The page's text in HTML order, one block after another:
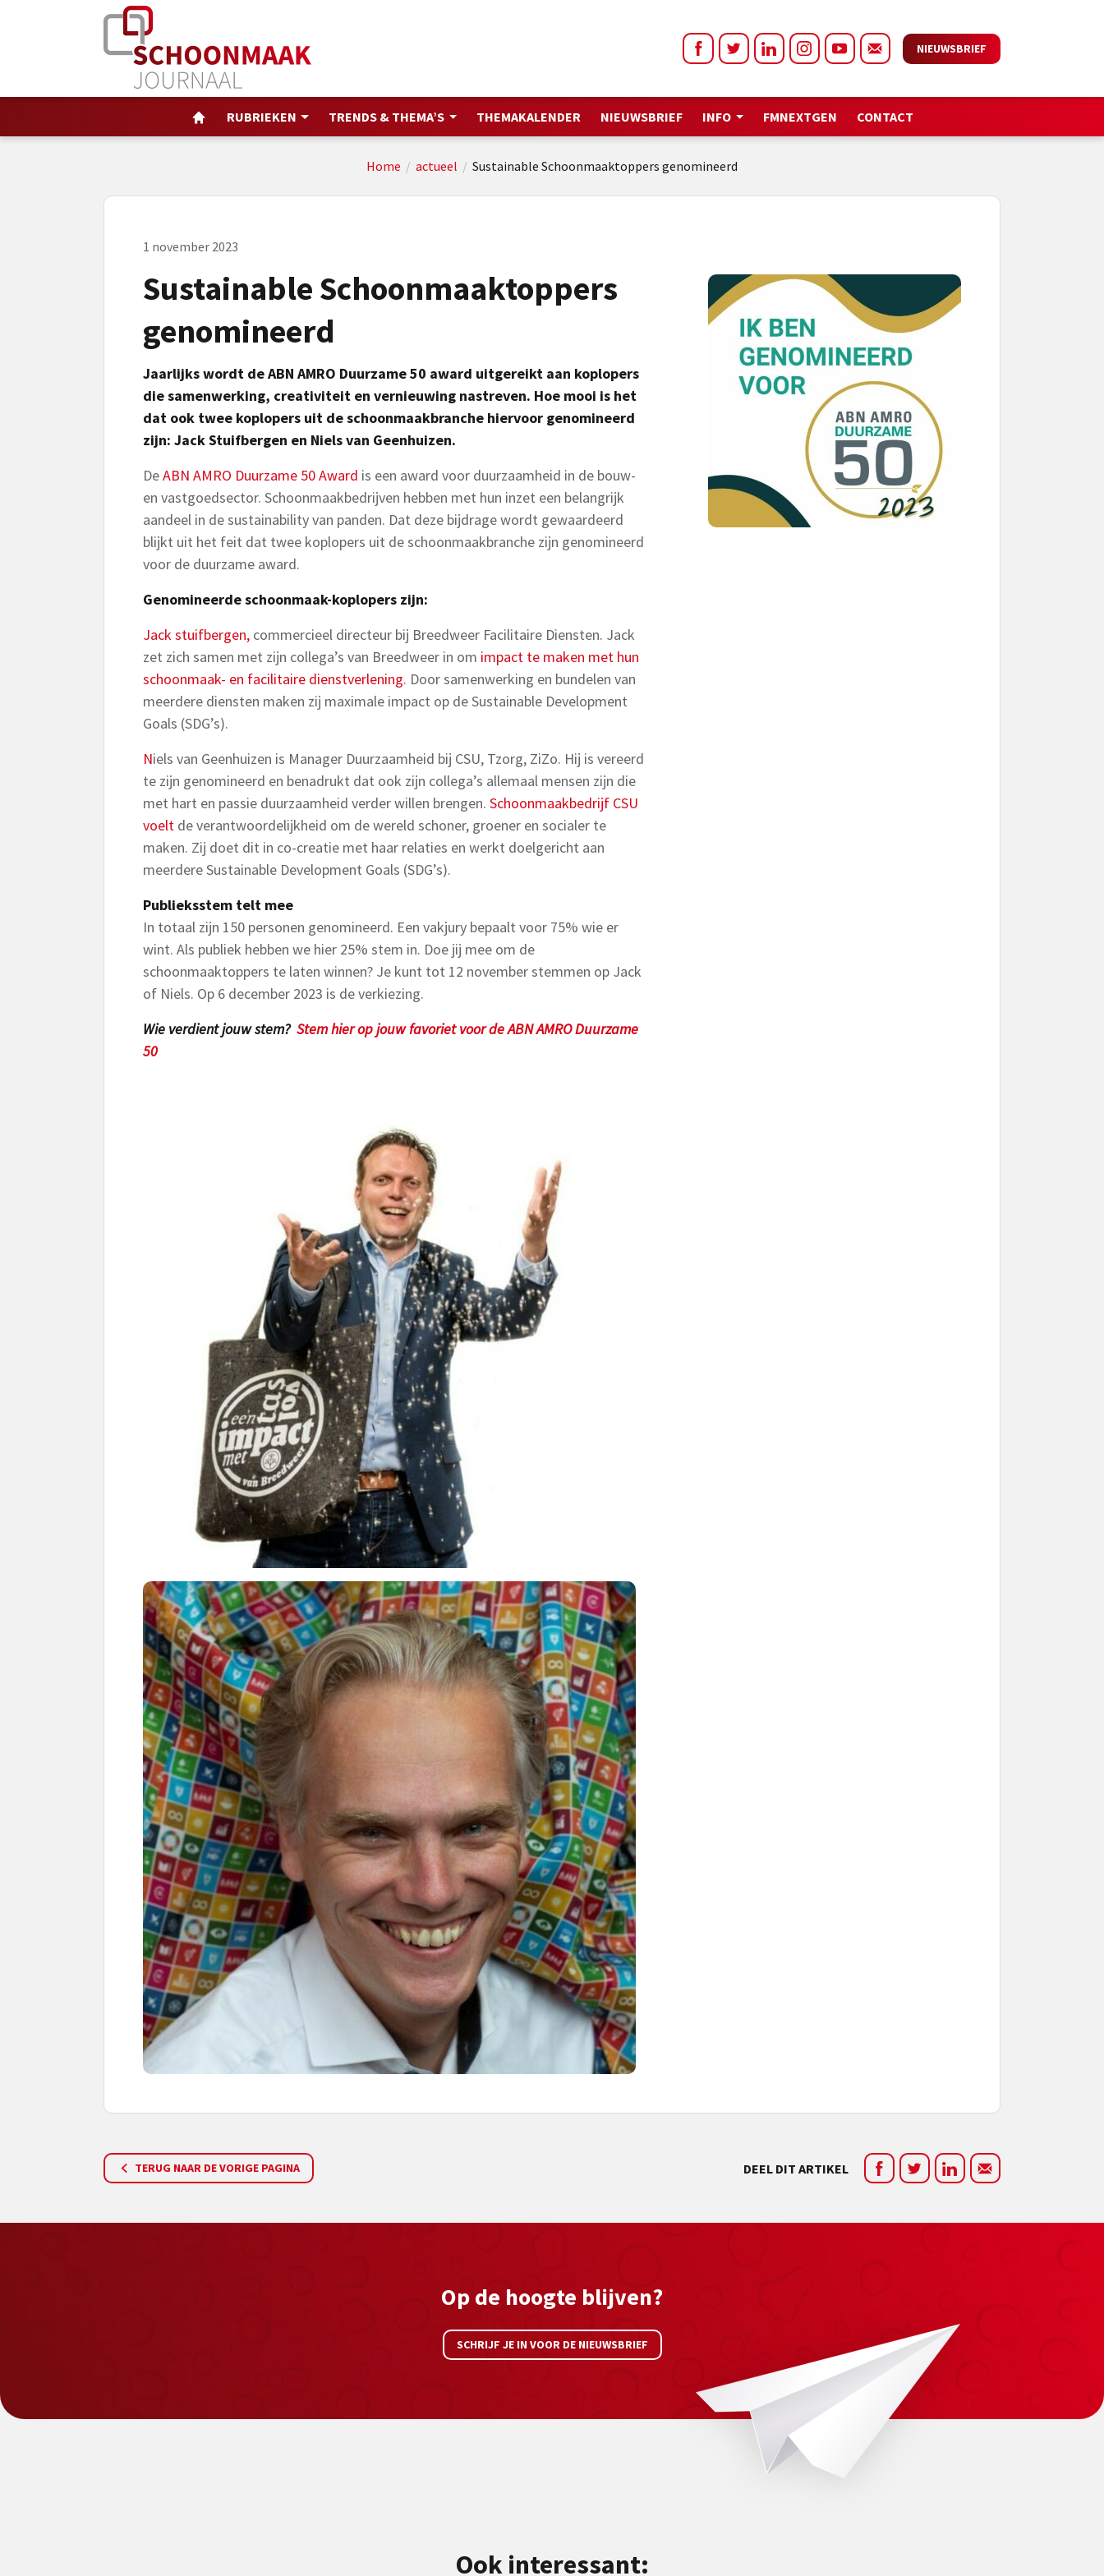
NIEUWSBRIEF
RUBRIEKEN TRENDS & THEMA’S THEMAKALENDER NIEUWSBRIEF INFO FMNEXTGEN CONTACT
Home / actueel / Sustainable Schoonmaaktoppers genomineerd
1 november 2023
Sustainable Schoonmaaktoppers
genomineerd
Jaarlijks wordt de ABN AMRO Duurzame 50 award uitgereikt aan koplopers
die samenwerking, creativiteit en vernieuwing nastreven. Hoe mooi is het
dat ook twee koplopers uit de schoonmaakbranche hiervoor genomineerd
zijn: Jack Stuifbergen en Niels van Geenhuizen.
DeABN AMRO Duurzame 50 Award is een award voor duurzaamheid in de bouw-
en vastgoedsector. Schoonmaakbedrijven hebben met hun inzet een belangrijk
aandeel in de sustainability van panden. Dat deze bijdrage wordt gewaardeerd
blijkt uit het feit dat twee koplopers uit de schoonmaakbranche zijn genomineerd
voor de duurzame award.
Genomineerde schoonmaak-koplopers zijn:
Jack stuifbergen, commercieel directeur bij Breedweer Facilitaire Diensten. Jack
zet zich samen met zijn collega’s van Breedweer in om impact te maken met hun
schoonmaak- en facilitaire dienstverlening. Door samenwerking en bundelen van
meerdere diensten maken zij maximale impact op de Sustainable Development
Goals (SDG’s).
Niels van Geenhuizen is Manager Duurzaamheid bij CSU, Tzorg, ZiZo. Hij is vereerd
te zijn genomineerd en benadrukt dat ook zijn collega’s allemaal mensen zijn die
met hart en passie duurzaamheid verder willen brengen. Schoonmaakbedrijf CSU
voelt de verantwoordelijkheid om de wereld schoner, groener en socialer te
maken. Zij doet dit in co-creatie met haar relaties en werkt doelgericht aan
meerdere Sustainable Development Goals (SDG’s).
Publieksstem telt mee
In totaal zijn 150 personen genomineerd. Een vakjury bepaalt voor 75% wie er
wint. Als publiek hebben we hier 25% stem in. Doe jij mee om de
schoonmaaktoppers te laten winnen? Je kunt tot 12 november stemmen op Jack
of Niels. Op 6 december 2023 is de verkiezing.
Wie verdient jouw stem? Stem hier op jouw favoriet voor de ABN AMRO Duurzame
50
TERUG NAAR DE VORIGE PAGINA DEEL DIT ARTIKEL
Op de hoogte blijven?
SCHRIJF JE IN VOOR DE NIEUWSBRIEF
Ook interessant: